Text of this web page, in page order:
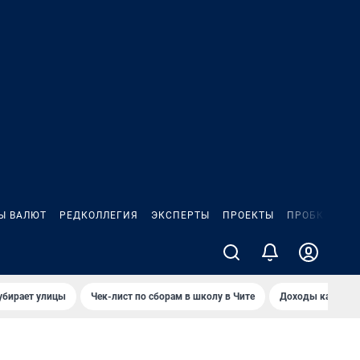
ВАЛЮТ РЕДКОЛЛЕГИЯ ЭКСПЕРТЫ ПРОЕКТЫ ПРОБКИ
улицы Чек-лист по сборам в школу в Чите Доходы